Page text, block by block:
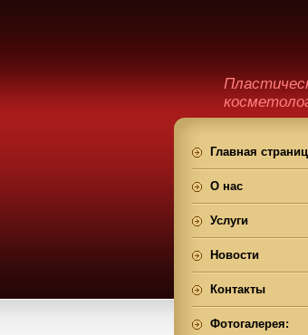
Главная
О нас
Услуги
Новости
Контакты
Фотогалерея: